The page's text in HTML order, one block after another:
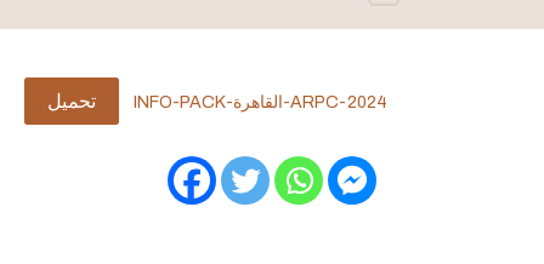
ARPC-2024-القاهرة-INFO-PACK تحميل